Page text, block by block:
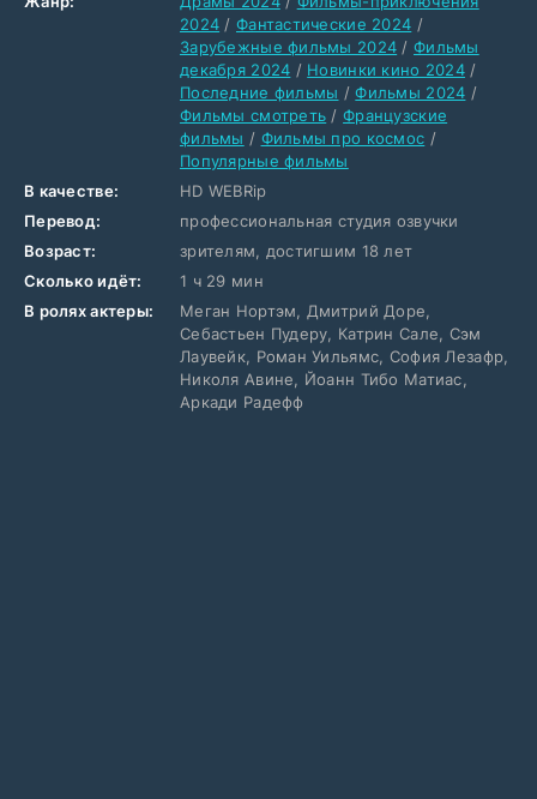
2024 / Фантастические 2024 /
Зарубежные фильмы 2024 /Фильмы
декабря 2024 / Новинки кино 2024/
Последние фильмы /Фильмы 2024 /
Фильмы смотреть /Французские
фильмы / Фильмы про космос /
Популярные фильмы
В качестве:
HD WEBRip
Перевод:
профессиональная студия озвучки
Возраст:
зрителям, достигшим 18 лет
Сколько идёт:
1 ч 29 мин
В ролях актеры:
Меган Нортэм, Дмитрий Доре,
Себастьен Пудеру, Катрин Сале, Сэм
Лаувейк, Роман Уильямс, София Лезафр,
Николя Авине, Йоанн Тибо Матиас,
Аркади Радефф